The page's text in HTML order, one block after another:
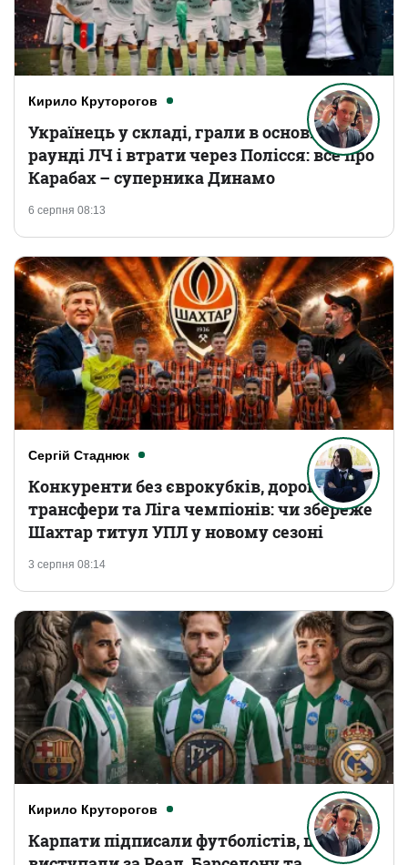
Кирило Круторогов
6 серпня 08:13
Українець у складі, грали в основному
раунді ЛЧ і втрати через Полісся: все про
Карабах – суперника Динамо
Сергій Стаднюк
3 серпня 08:14
Конкуренти без єврокубків, дорогі
трансфери та Ліга чемпіонів: чи збереже
Шахтар титул УПЛ у новому сезоні
Кирило Круторогов
Карпати підписали футболістів, що